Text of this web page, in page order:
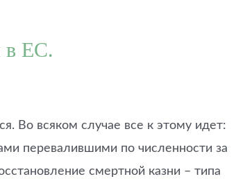
в ЕС.
Во всяком случае все к этому идет:
перевалившими по численности за
смертной казни – типа